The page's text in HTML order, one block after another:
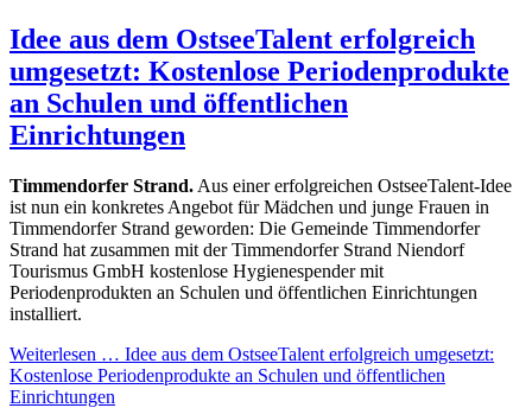
Idee aus dem OstseeTalent erfolgreich
umgesetzt: Kostenlose Periodenprodukte
an Schulen und öffentlichen
Einrichtungen
Timmendorfer Strand. Aus einer erfolgreichen OstseeTalent-Idee
ist nun ein konkretes Angebot für Mädchen und junge Frauen in
Timmendorfer Strand geworden: Die Gemeinde Timmendorfer
Strand hat zusammen mit der Timmendorfer Strand Niendorf
Tourismus GmbH kostenlose Hygienespender mit
Periodenprodukten an Schulen und öffentlichen Einrichtungen
installiert.
Weiterlesen … Idee aus dem OstseeTalent erfolgreich umgesetzt:
Kostenlose Periodenprodukte an Schulen und öffentlichen
Einrichtungen